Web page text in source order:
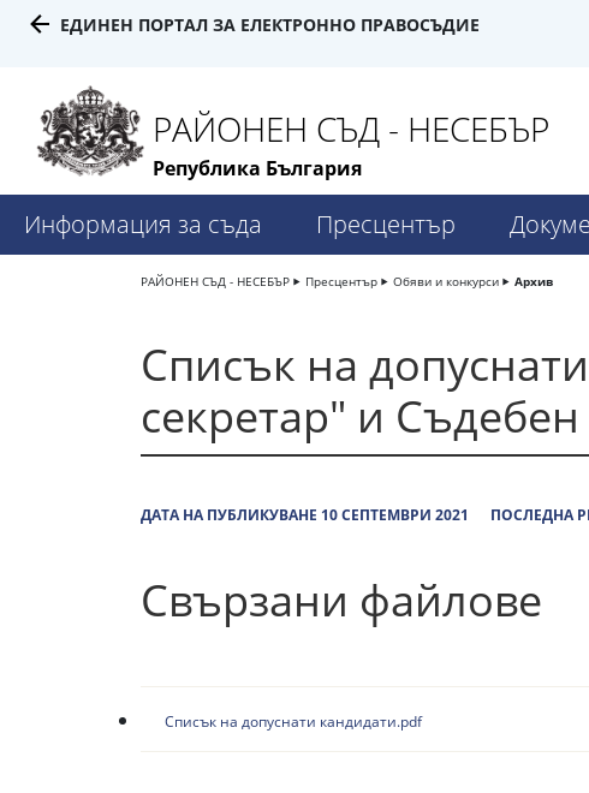
ЕДИНЕН ПОРТАЛ ЗА ЕЛЕКТРОННО ПРАВОСЪДИЕ
РАЙОНЕН СЪД - НЕСЕБЪР
Република България
Информация за съда Пресцентър
РАЙОНЕН СЪД - НЕСЕБЪР Пресцентър Обяви и конкурси Архив
Списък на
секретар" и
ДАТА НА ПУБЛИКУВАНЕ 10 СЕПТЕМВРИ 2021 ПОСЛЕДНА
Свързани файлове
Списък на допуснати кандидати.pdf